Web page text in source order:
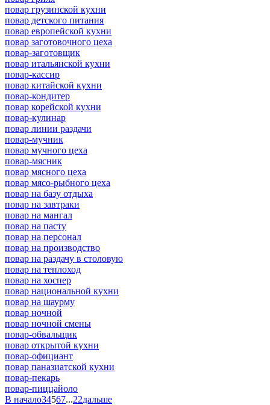
повар грузинской кухни
повар детского питания
повар европейской кухни
повар заготовочного цеха
повар-заготовщик
повар итальянской кухни
повар-кассир
повар китайской кухни
повар-кондитер
повар корейской кухни
повар-кулинар
повар линии раздачи
повар-мучник
повар мучного цеха
повар-мясник
повар мясного цеха
повар мясо-рыбного цеха
повар на базу отдыха
повар на завтраки
повар на мангал
повар на пасту
повар на персонал
повар на производство
повар на раздачу в столовую
повар на теплоход
повар на хоспер
повар национальной кухни
повар на шаурму
повар ночной
повар ночной смены
повар-обвальщик
повар открытой кухни
повар-официант
повар паназиатской кухни
повар-пекарь
повар-пиццайоло
В начало34567...22дальше